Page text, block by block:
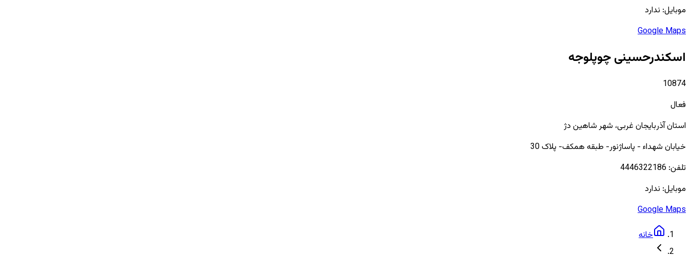
موبایل: ندارد
Google Maps
اسکندرحسینی چوپلوجه
10874
فعال
استانآذربایجان غربی، شهرشاهین دژ
خیابان شهداء - پاساژنور- طبقه همکف- پلاک 30
تلفن: 4446322186
موبایل: ندارد
Google Maps
خانه